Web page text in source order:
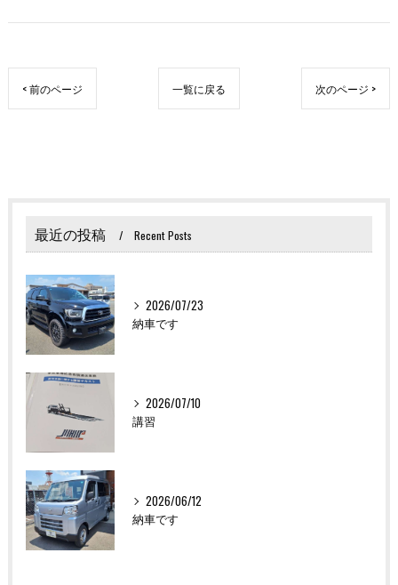
< 前のページ 一覧に戻る 次のページ >
最近の投稿 Recent Posts
2026/07/23
納車です
2026/07/10
講習
2026/06/12
納車です